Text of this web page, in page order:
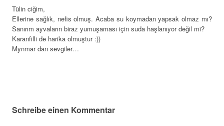
Tülin ciğim,
Ellerine sağlık, nefis olmuş. Acaba su koymadan yapsak olmaz mı?
Sanırım ayvaların biraz yumuşaması için suda haşlanıyor değil mi?
Karanfilli de harika olmuştur :))
Mynmar dan sevgiler…
Schreibe einen Kommentar